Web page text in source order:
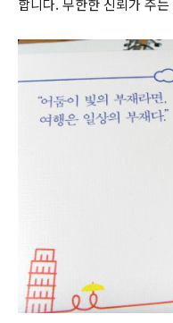
합니다. 무한한 신뢰가 주